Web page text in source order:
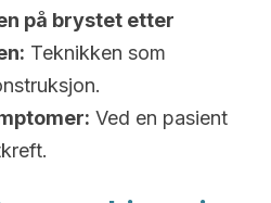
på brystet etter
Teknikken som
Ved en pasient